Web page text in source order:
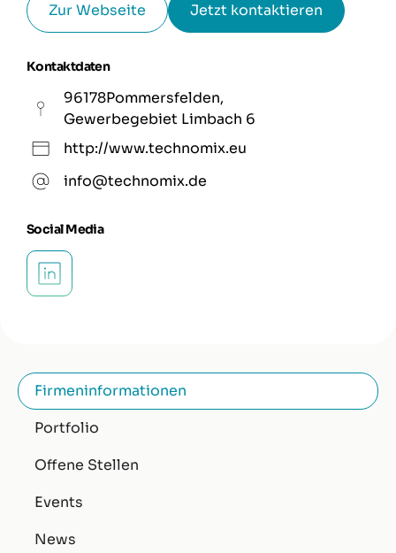
Zur Webseite
Jetzt kontaktieren
Kontaktdaten
96178Pommersfelden,
Gewerbegebiet Limbach 6
http://www.technomix.eu
info@technomix.de
Social Media
Firmeninformationen
Portfolio
Offene Stellen
Events
News